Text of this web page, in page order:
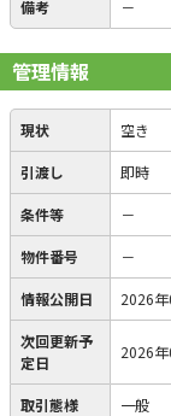
備考 －
管理情報
現状 空き
引渡し 即時
条件等 －
物件番号 －
情報公開日 2026
次回更新予
定日
2026
取引態様 一般